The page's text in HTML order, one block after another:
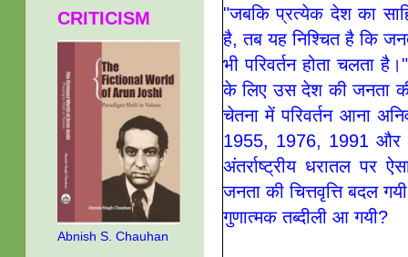
"जबकि प्रत्येक देश का
है, तब यह निश्चित है कि
भी परिवर्तन होता चलता
के लिए उस देश की जनता की
चेतना में परिवर्तन आना
1955, 1976, 1991 और
अंतर्राष्ट्रीय धरातल पर
जनता की चित्तवृत्ति बदल
गुणात्मक तब्दीली आ गयी?
CRITICISM
Abnish S. Chauhan